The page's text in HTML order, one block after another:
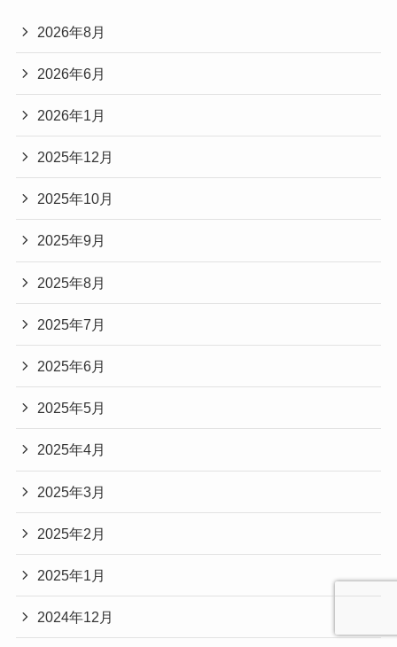
2026年8月
2026年6月
2026年1月
2025年12月
2025年10月
2025年9月
2025年8月
2025年7月
2025年6月
2025年5月
2025年4月
2025年3月
2025年2月
2025年1月
2024年12月